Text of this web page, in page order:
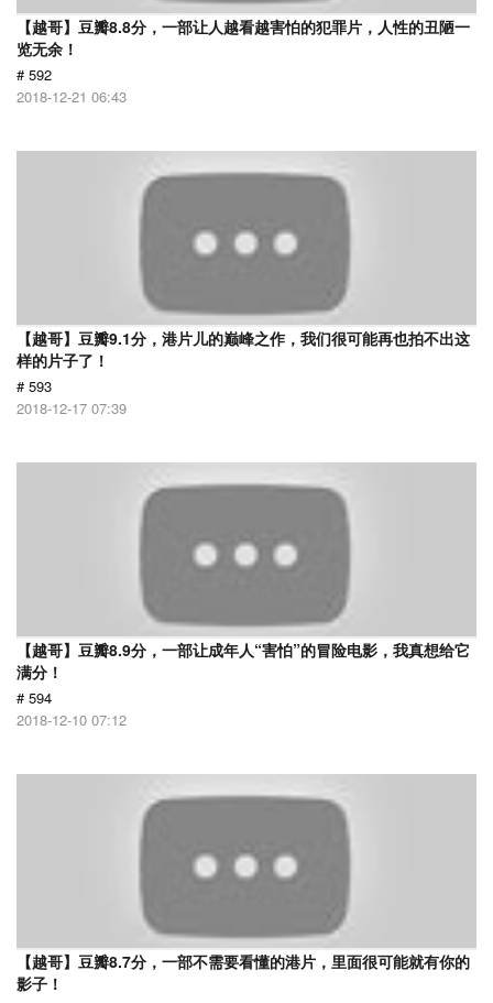
【越哥】豆瓣8.8分，一部让人越看越害怕的犯罪片，人性的丑陋一
览无余！
# 592
2018-12-21 06:43
【越哥】豆瓣9.1分，港片儿的巅峰之作，我们很可能再也拍不出这
样的片子了！
# 593
2018-12-17 07:39
【越哥】豆瓣8.9分，一部让成年人“害怕”的冒险电影，我真想给它
满分！
# 594
2018-12-10 07:12
【越哥】豆瓣8.7分，一部不需要看懂的港片，里面很可能就有你的
影子！